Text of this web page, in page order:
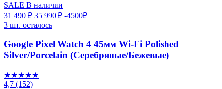
SALE В наличии
31 490 ₽ 35 990 ₽ -4500₽
3 шт. осталось
Google Pixel Watch 4 45мм Wi-Fi Polished
Silver/Porcelain (Серебряные/Бежевые)
★★★★★
4,7 (152)